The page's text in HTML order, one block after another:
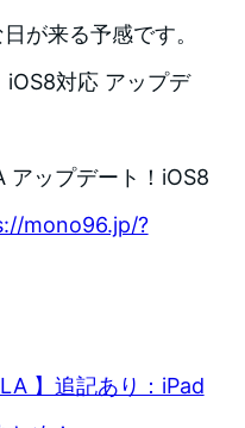
が来る予感です。
対応 アップデ
ップデート！iOS8
mono96.jp/?
】追記あり：iPad